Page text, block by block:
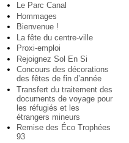
Le Parc Canal
Hommages
Bienvenue !
La fête du centre-ville
Proxi-emploi
Rejoignez Sol En Si
Concours des décorations
des fêtes de fin d’année
Transfert du traitement des
documents de voyage pour
les réfugiés et les
étrangers mineurs
Remise des Éco Trophées
93